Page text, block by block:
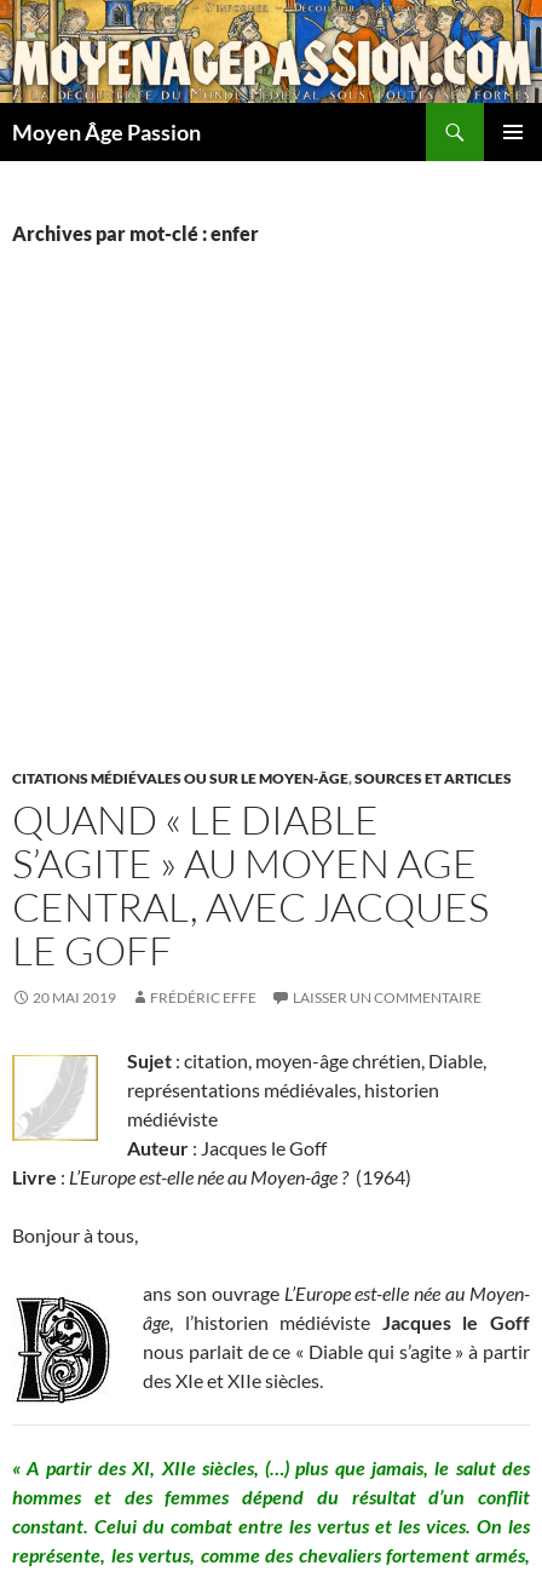
Aller
au
contenu
Moyen Âge Passion
Archives par mot-clé : enfer
CITATIONS MÉDIÉVALES OU SUR LE MOYEN-ÂGE,SOURCES ET ARTICLES
QUAND « LE DIABLE
S’AGITE » AU MOYEN AGE
CENTRAL, AVEC JACQUES
LE GOFF
20 MAI 2019 FRÉDÉRIC EFFE LAISSER UN COMMENTAIRE
Sujet : citation, moyen-âge chrétien, Diable,
représentations médiévales, historien
médiéviste
Auteur : Jacques le Goff
Livre : L’Europe est-elle née au Moyen-âge ?(1964)
Bonjour à tous,
ans son ouvrage L’Europe est-elle née au Moyen-
âge, l’historien médiéviste Jacques le Goff
nous parlait de ce « Diable qui s’agite » à partir
des XIe et XIIe siècles.
« A partir des XI, XIIe siècles, (…) plus que jamais, le salut des
hommes et des femmes dépend du résultat d’un conflit
constant. Celui du combat entre les vertus et les vices. On les
représente, les vertus, comme des chevaliers fortement armés,